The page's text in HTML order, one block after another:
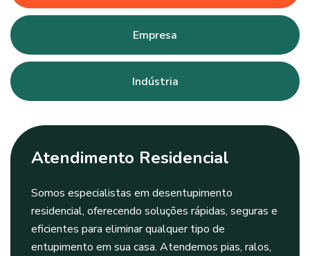
Empresa
Indústria
Atendimento Residencial
Somos especialistas em desentupimento
residencial, oferecendo soluções rápidas, seguras e
eficientes para eliminar qualquer tipo de
entupimento em sua casa. Atendemos pias, ralos,